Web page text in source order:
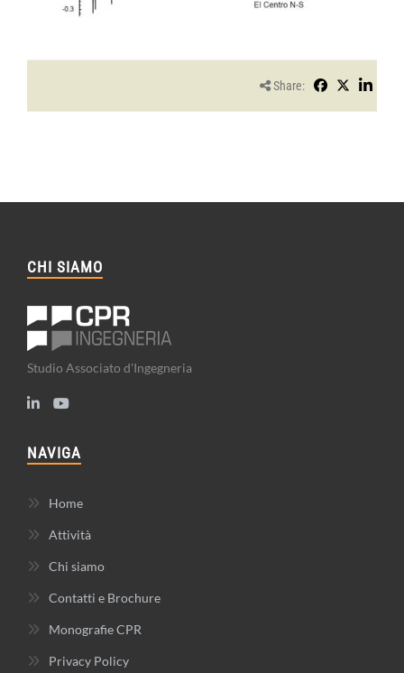
Share:
CHI SIAMO
Studio Associato d'Ingegneria
NAVIGA
Home
Attività
Chi siamo
Contatti e Brochure
Monografie CPR
Privacy Policy